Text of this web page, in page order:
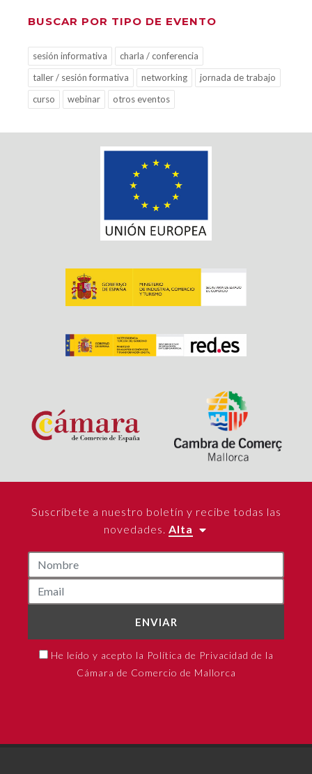
BUSCAR POR TIPO DE EVENTO
sesión informativa
charla / conferencia
taller / sesión formativa
networking
jornada de trabajo
curso
webinar otros eventos
Suscríbete a nuestro boletín y recibe todas las
novedades. Alta
ENVIAR
He leído y acepto la Política de Privacidad de la
Cámara de Comercio de Mallorca